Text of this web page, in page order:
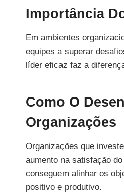
Importância
Em ambientes
equipes a superar
líder eficaz faz a
Como O
Organizações
Organizações que
aumento na satisfação
conseguem alinhar os
positivo e produtivo.